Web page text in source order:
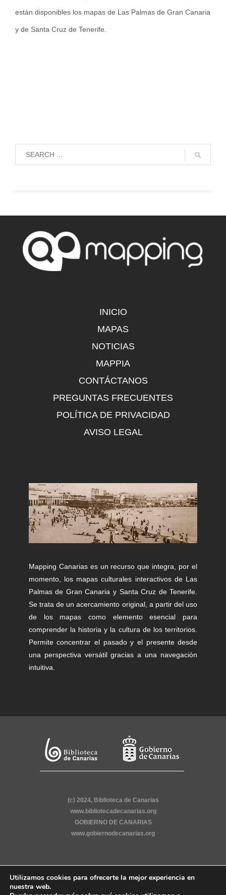
están disponibles los mapas de Las Palmas de Gran Canaria
y de Santa Cruz de Tenerife.
INICIO
MAPAS
NOTICIAS
MAPPIA
CONTÁCTANOS
PREGUNTAS FRECUENTES
POLÍTICA DE PRIVACIDAD
AVISO LEGAL
Mapping Canarias es un recurso que integra, por el
momento, los mapas culturales interactivos de Las
Palmas de Gran Canaria y Santa Cruz de Tenerife.
Se trata de un acercamiento original, a partir del uso
de los mapas como elemento esencial para
comprender la historia y la cultura de los territorios.
Permite concentrar el pasado y el presente desde
una perspectiva versátil gracias a una navegación
intuitiva.
(c) 2024, Biblioteca de Canarias
www.bibliotecadecanarias.org
GOBIERNO DE CANARIAS
www.gobiernodecanarias.org
Utilizamos cookies para ofrecerte la mejor experiencia en
nuestra web.